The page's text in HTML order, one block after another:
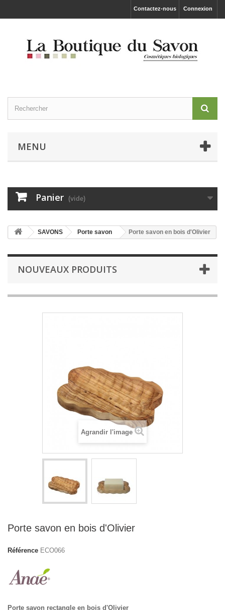
Connexion
Contactez-nous
MENU
Panier (vide)
SAVONS Porte savon Porte savon en bois d'Olivier
NOUVEAUX PRODUITS
Agrandir l'image
Porte savon en bois d'Olivier
Référence ECO066
Porte savon rectangle en bois d'Olivier